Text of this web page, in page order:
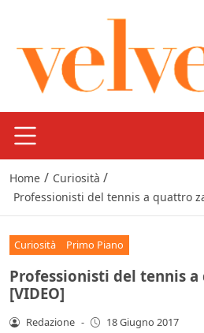
Home / Curiosità /
Professionisti del tennis a quattro
Curiosità Primo Piano
Professionisti del tennis
[VIDEO]
Redazione - 18 Giugno 2017